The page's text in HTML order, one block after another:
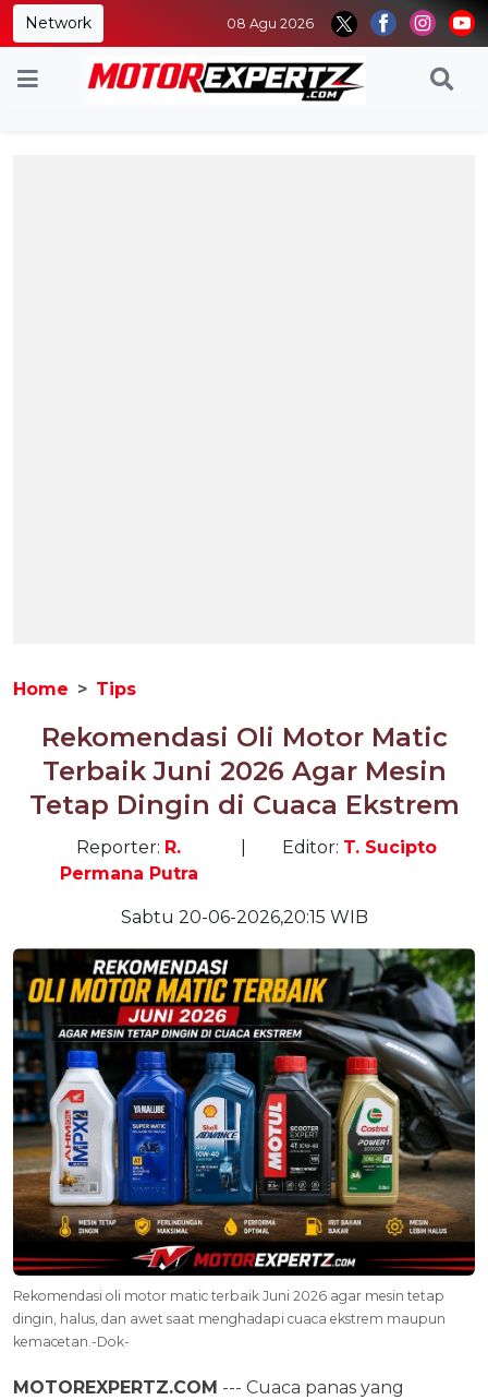
Network 08 Agu 2026
Home Tips
Rekomendasi Oli Motor Matic
Terbaik Juni 2026 Agar Mesin
Tetap Dingin di Cuaca Ekstrem
Reporter: R.
Permana Putra
Editor: T. Sucipto
Sabtu 20-06-2026,20:15 WIB
Rekomendasi oli motor matic terbaik Juni 2026 agar mesin tetap
dingin, halus, dan awet saat menghadapi cuaca ekstrem maupun
kemacetan.-Dok-
MOTOREXPERTZ.COM --- Cuaca panas yang